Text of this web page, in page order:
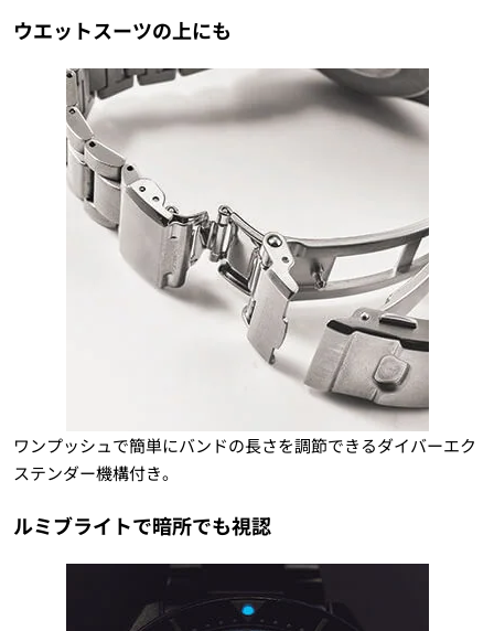
ウエットスーツの上にも
ワンプッシュで簡単にバンドの長さを調節できるダイバーエク
ステンダー機構付き。
ルミブライトで暗所でも視認